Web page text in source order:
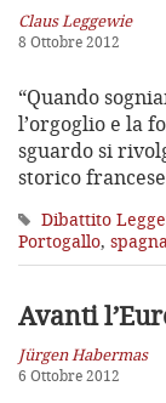
Claus Leggewie
8 Ottobre 2012
“Quando
l’orgoglio e la
sguardo si
storico
Dibattito
Portogallo,
Avanti
Jürgen Habermas
6 Ottobre 2012